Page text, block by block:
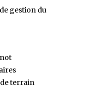
gestion du
terrain